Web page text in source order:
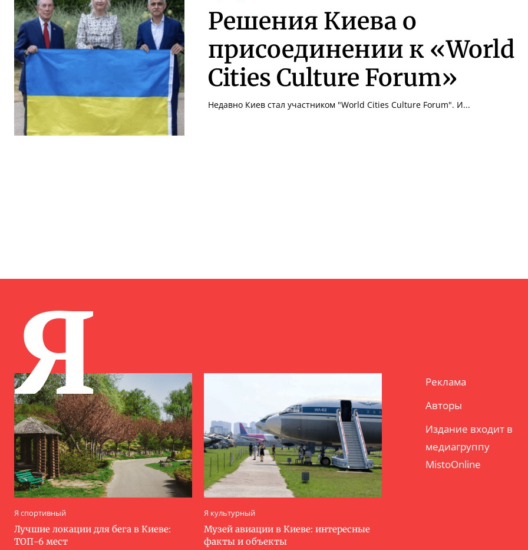
Решения Киева о
присоединении к «World
Cities Culture Forum»
Недавно Киев стал участником "World Cities Culture Forum". И...
Я
Я спортивный
Лучшие локации для бега в Киеве:
ТОП-6 мест
Я культурный
Музей авиации в Киеве: интересные
факты и объекты
Реклама
Авторы
Издание входит в
медиагруппу
MistoOnline